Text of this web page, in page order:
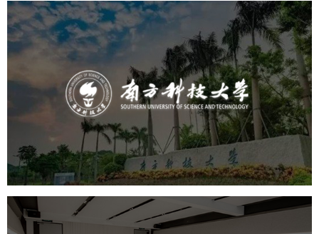
南方科技大学
高校 大学网站建设
高校网站建设
学校网站建设
教育网站建设